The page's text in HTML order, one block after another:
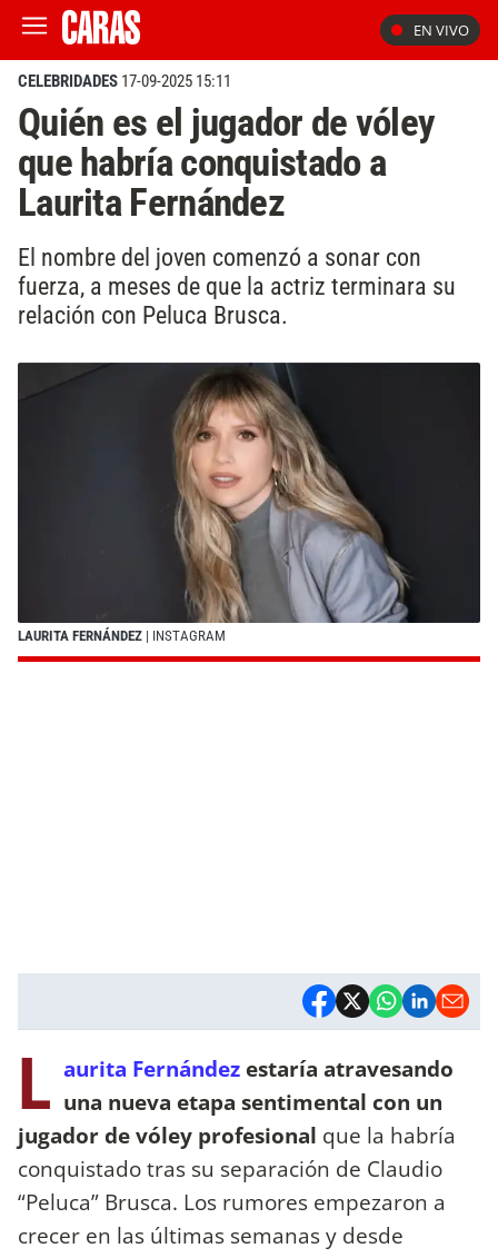
EN VIVO
CELEBRIDADES 17-09-2025 15:11
Quién es el jugador de vóley
que habría conquistado a
Laurita Fernández
El nombre del joven comenzó a sonar con
fuerza, a meses de que la actriz terminara su
relación con Peluca Brusca.
LAURITA FERNÁNDEZ | INSTAGRAM
L aurita Fernández estaría atravesando
una nueva etapa sentimental con un
jugador de vóley profesional que la habría
conquistado tras su separación de Claudio
“Peluca” Brusca. Los rumores empezaron a
crecer en las últimas semanas y desde